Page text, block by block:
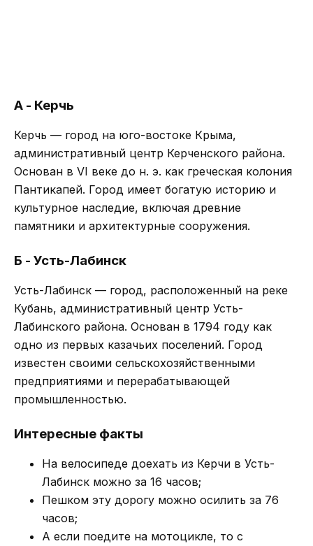
А - Керчь
Керчь — город на юго-востоке Крыма,
административный центр Керченского района.
Основан в VI веке до н. э. как греческая колония
Пантикапей. Город имеет богатую историю и
культурное наследие, включая древние
памятники и архитектурные сооружения.
Б - Усть-Лабинск
Усть-Лабинск — город, расположенный на реке
Кубань, административный центр Усть-
Лабинского района. Основан в 1794 году как
одно из первых казачьих поселений. Город
известен своими сельскохозяйственными
предприятиями и перерабатывающей
промышленностью.
Интересные факты
На велосипеде доехать из Керчи в Усть-
Лабинск можно за 16 часов;
Пешком эту дорогу можно осилить за 76
часов;
А если поедите на мотоцикле, то с